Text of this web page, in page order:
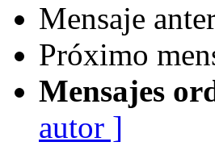
Mensaje
Próximo
Mensajes
autor ]